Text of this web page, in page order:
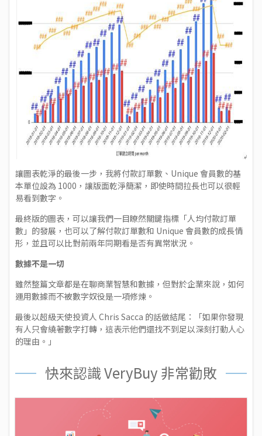
讓圖表乾淨的最後一步，我將付款訂單數、Unique 會員數的基
本單位設為 1000，讓版面乾淨簡潔，即使時間拉長也可以很輕
易看到數字。
最終版的圖表，可以讓我們一目瞭然關鍵指標「人均付款訂單
數」的發展，也可以了解付款訂單數和 Unique 會員數的成長情
形，並且可以比對前兩年同期看是否有異常狀況。
數據不是一切
雖然整篇文章都是在聊商業智慧和數據，但對於企業來說，如何
運用數據而不被數字奴役是一項修煉。
最後以超級天使投資人 Chris Sacca 的話做結尾：「如果你發現
有人只會繞著數字打轉，這表示他們還找不到足以深刻打動人心
的理由。」
快來認識 VeryBuy 非常勸敗